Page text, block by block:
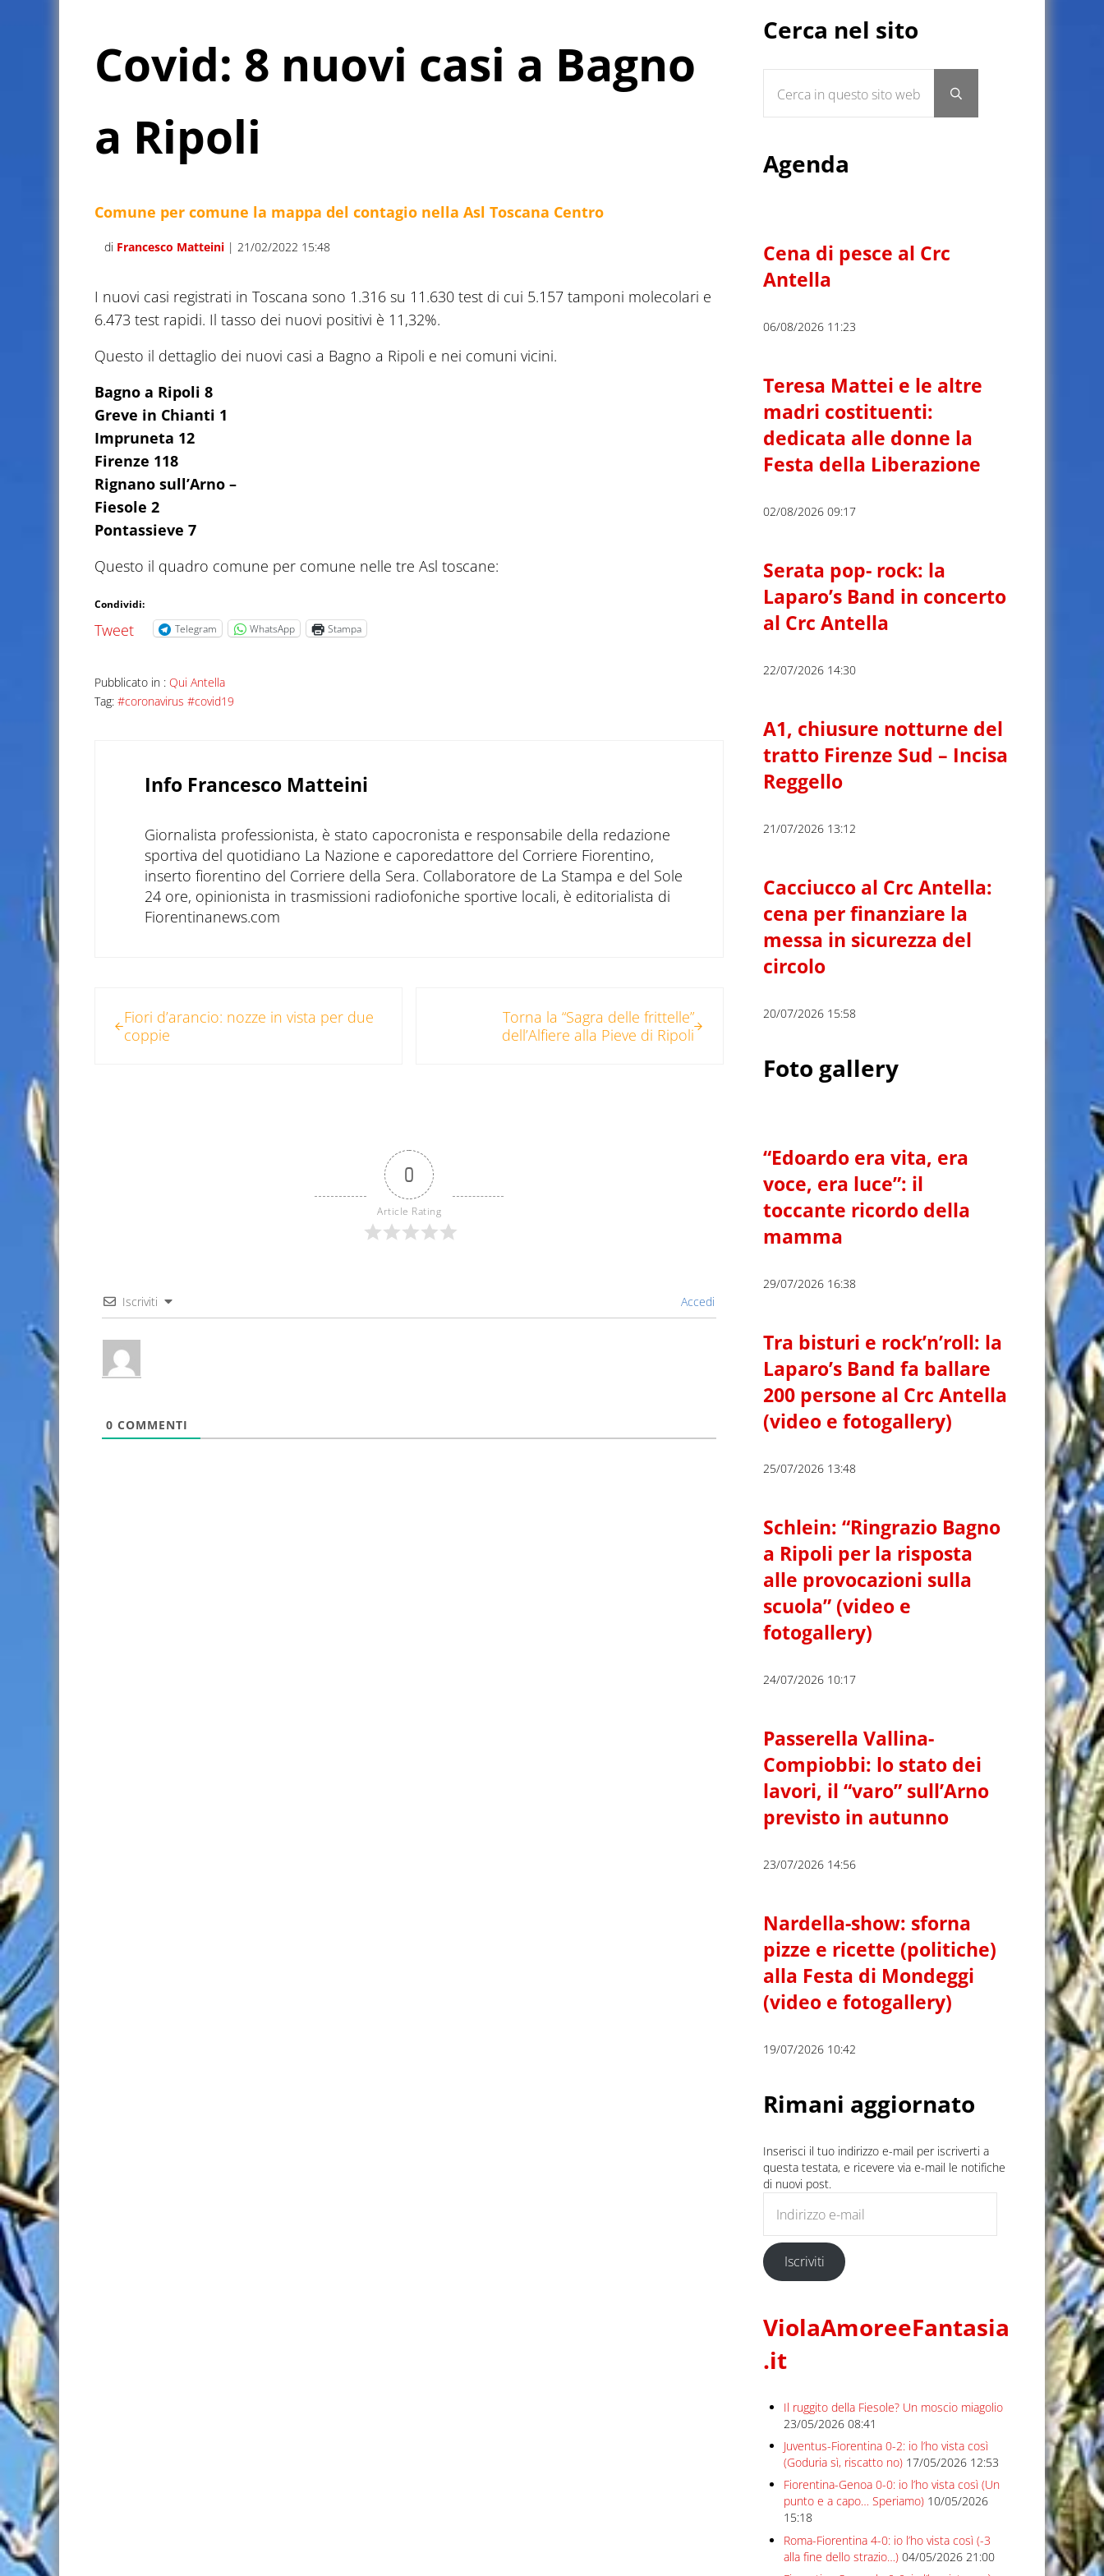
Covid: 8 nuovi casi a Bagno
a Ripoli
Comune per comune la mappa del contagio nella Asl Toscana Centro
di Francesco Matteini | 21/02/2022 15:48
I nuovi casi registrati in Toscana sono 1.316 su 11.630 test di cui 5.157 tamponi molecolari e
6.473 test rapidi. Il tasso dei nuovi positivi è 11,32%.
Questo il dettaglio dei nuovi casi a Bagno a Ripoli e nei comuni vicini.
Bagno a Ripoli 8
Greve in Chianti 1
Impruneta 12
Firenze 118
Rignano sull’Arno –
Fiesole 2
Pontassieve 7
Questo il quadro comune per comune nelle tre Asl toscane:
Condividi:
Tweet Telegram WhatsApp Stampa
Pubblicato in : Qui Antella
Tag: #coronavirus #covid19
Info Francesco Matteini
Giornalista professionista, è stato capocronista e responsabile della redazione
sportiva del quotidiano La Nazione e caporedattore del Corriere Fiorentino,
inserto fiorentino del Corriere della Sera. Collaboratore de La Stampa e del Sole
24 ore, opinionista in trasmissioni radiofoniche sportive locali, è editorialista di
Fiorentinanews.com
Fiori d’arancio: nozze in vista per due
coppie
Torna la “Sagra delle frittelle”
dell’Alfiere alla Pieve di Ripoli
0
Article Rating
Iscriviti Accedi
0 COMMENTI
Cerca nel sito
Submit search
Agenda
Cena di pesce al Crc
Antella
06/08/2026 11:23
Teresa Mattei e le altre
madri costituenti:
dedicata alle donne la
Festa della Liberazione
02/08/2026 09:17
Serata pop- rock: la
Laparo’s Band in concerto
al Crc Antella
22/07/2026 14:30
A1, chiusure notturne del
tratto Firenze Sud – Incisa
Reggello
21/07/2026 13:12
Cacciucco al Crc Antella:
cena per finanziare la
messa in sicurezza del
circolo
20/07/2026 15:58
Foto gallery
“Edoardo era vita, era
voce, era luce”: il
toccante ricordo della
mamma
29/07/2026 16:38
Tra bisturi e rock’n’roll: la
Laparo’s Band fa ballare
200 persone al Crc Antella
(video e fotogallery)
25/07/2026 13:48
Schlein: “Ringrazio Bagno
a Ripoli per la risposta
alle provocazioni sulla
scuola” (video e
fotogallery)
24/07/2026 10:17
Passerella Vallina-
Compiobbi: lo stato dei
lavori, il “varo” sull’Arno
previsto in autunno
23/07/2026 14:56
Nardella-show: sforna
pizze e ricette (politiche)
alla Festa di Mondeggi
(video e fotogallery)
19/07/2026 10:42
Rimani aggiornato
Inserisci il tuo indirizzo e-mail per iscriverti a
questa testata, e ricevere via e-mail le notifiche
di nuovi post.
Iscriviti
ViolaAmoreeFantasia
.it
Il ruggito della Fiesole? Un moscio miagolio
23/05/2026 08:41
Juventus-Fiorentina 0-2: io l’ho vista così
(Goduria sì, riscatto no) 17/05/2026 12:53
Fiorentina-Genoa 0-0: io l’ho vista così (Un
punto e a capo… Speriamo) 10/05/2026
15:18
Roma-Fiorentina 4-0: io l’ho vista così (-3
alla fine dello strazio…) 04/05/2026 21:00